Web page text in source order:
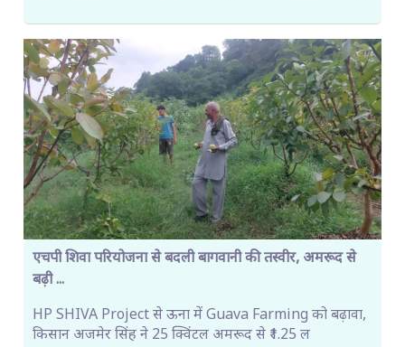
एचपी शिवा परियोजना से बदली बागवानी की तस्वीर, अमरूद से
बढ़ी ...
HP SHIVA Project से ऊना में Guava Farming को बढ़ावा,
किसान अजमेर सिंह ने 25 क्विंटल अमरूद से ₹1.25 ल